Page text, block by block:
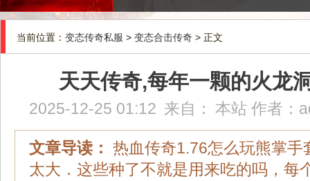
当前位置： 变态传奇私服 > 变态合击传奇 > 正文
天天传奇,每年一颗的火龙
2025-12-25 01:12 来自： 本站 作者：
文章导读： 热血传奇1.76怎么玩熊掌手
太大．这些种了不就是用来吃的吗，每